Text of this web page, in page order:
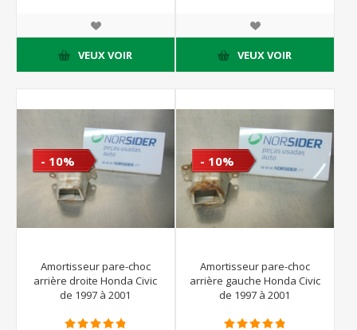
VEUX VOIR VEUX VOIR
- 10%
Amortisseur pare-choc
arrière droite Honda Civic
de 1997 à 2001
- 10%
Amortisseur pare-choc
arrière gauche Honda Civic
de 1997 à 2001